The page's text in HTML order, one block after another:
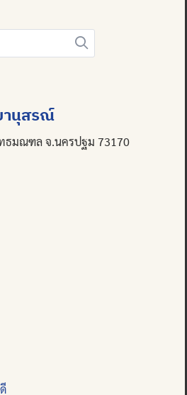
านุสรณ์
ธมณฑล จ.นครปฐม 73170